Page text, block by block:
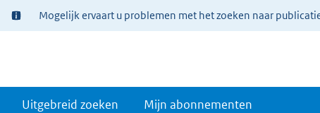
Ter
informatie:
Mogelijk ervaart u problemen met het zoeken naar
Uitgebreid zoeken Mijn abonnementen